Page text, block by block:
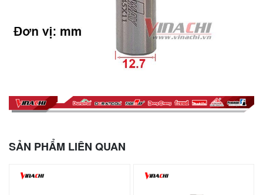
SẢN PHẨM LIÊN QUAN